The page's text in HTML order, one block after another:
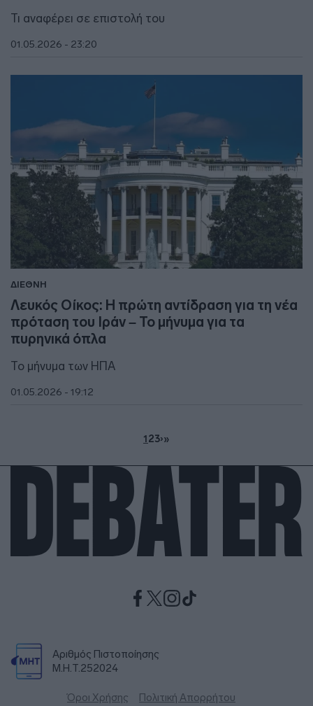
Τι αναφέρει σε επιστολή του
01.05.2026 - 23:20
ΔΙΕΘΝΗ
Λευκός Οίκος: Η πρώτη αντίδραση για τη νέα
πρόταση του Ιράν – Το μήνυμα για τα
πυρηνικά όπλα
Το μήνυμα των ΗΠΑ
01.05.2026 - 19:12
123›»
Αριθμός Πιστοποίησης
Μ.Η.Τ.252024
Όροι Χρήσης Πολιτική Απορρήτου